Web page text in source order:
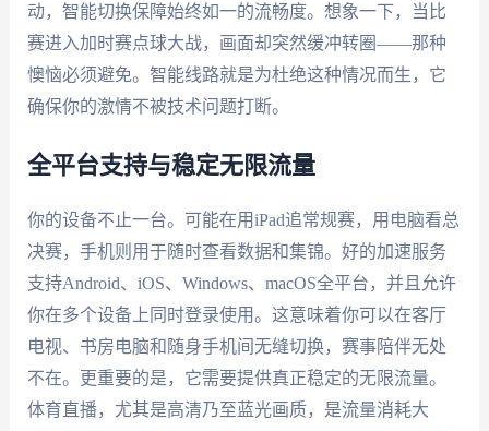
动，智能切换保障始终如一的流畅度。想象一下，当比
赛进入加时赛点球大战，画面却突然缓冲转圈——那种
懊恼必须避免。智能线路就是为杜绝这种情况而生，它
确保你的激情不被技术问题打断。
全平台支持与稳定无限流量
你的设备不止一台。可能在用iPad追常规赛，用电脑看总
决赛，手机则用于随时查看数据和集锦。好的加速服务
支持Android、iOS、Windows、macOS全平台，并且允许
你在多个设备上同时登录使用。这意味着你可以在客厅
电视、书房电脑和随身手机间无缝切换，赛事陪伴无处
不在。更重要的是，它需要提供真正稳定的无限流量。
体育直播，尤其是高清乃至蓝光画质，是流量消耗大